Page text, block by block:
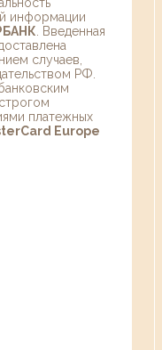
информации
. Введенная
случаев,
РФ.
платежных
Europe